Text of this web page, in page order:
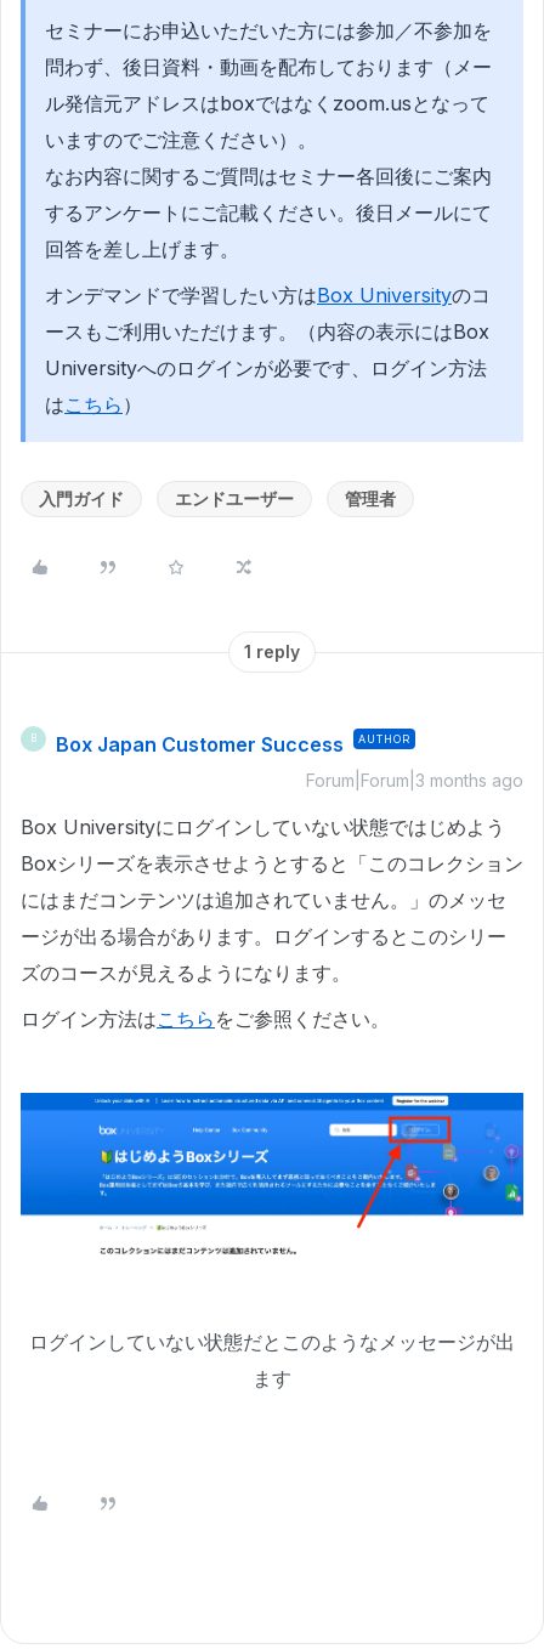
セミナーにお申込いただいた方には参加／不参加を
問わず、後日資料・動画を配布しております（メー
ル発信元アドレスはboxではなくzoom.usとなって
いますのでご注意ください）。
なお内容に関するご質問はセミナー各回後にご案内
するアンケートにご記載ください。後日メールにて
回答を差し上げます。
オンデマンドで学習したい方はBox Universityのコ
ースもご利用いただけます。（内容の表示にはBox
Universityへのログインが必要です、ログイン方法
はこちら ）
入門ガイド エンドユーザー 管理者
1 reply
B Box Japan Customer Success AUTHOR
Forum|Forum|3 months ago
Box Universityにログインしていない状態ではじめよう
Boxシリーズを表示させようとすると「このコレクション
にはまだコンテンツは追加されていません。」のメッセ
ージが出る場合があります。ログインするとこのシリー
ズのコースが見えるようになります。
ログイン方法はこちら をご参照ください。
ログインしていない状態だとこのようなメッセージが出
ます